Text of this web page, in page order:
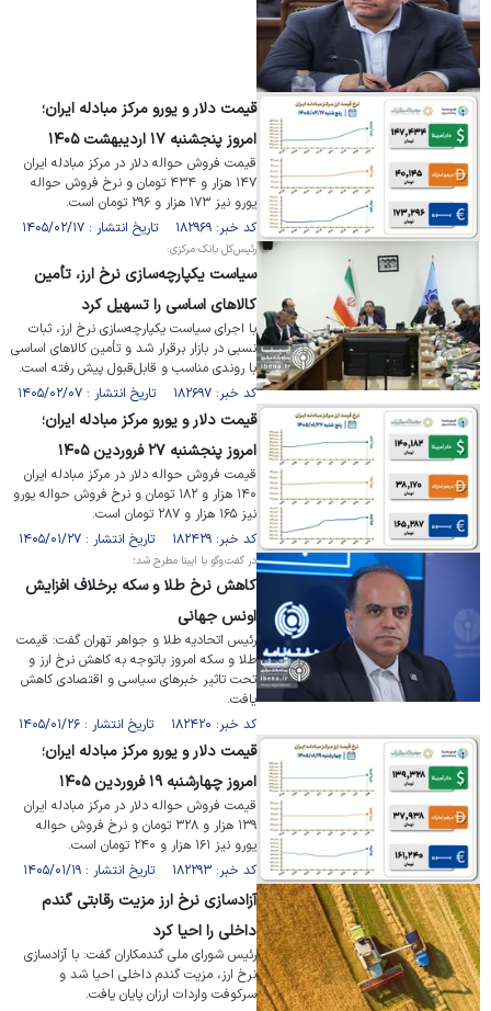
قیمت دلار و یورو مرکز مبادله ایران؛
امروز پنجشنبه ۱۷ اردیبهشت ۱۴۰۵
قیمت فروش حواله دلار در مرکز مبادله ایران
۱۴۷ هزار و ۴۳۴ تومان و نرخ فروش حواله
یورو نیز ۱۷۳ هزار و ۲۹۶ تومان است.
کد خبر: ۱۸۲۹۶۹ تاریخ انتشار : ۱۴۰۵/۰۲/۱۷
رئیس‌کل بانک مرکزی:
سیاست یکپارچه‌سازی نرخ ارز، تأمین
کالا‌های اساسی را تسهیل کرد
با اجرای سیاست یکپارچه‌سازی نرخ ارز، ثبات
نسبی در بازار برقرار شد و تأمین کالا‌های اساسی
با روندی مناسب و قابل‌قبول پیش رفته است.
کد خبر: ۱۸۲۶۹۷ تاریخ انتشار : ۱۴۰۵/۰۲/۰۷
قیمت دلار و یورو مرکز مبادله ایران؛
امروز پنجشنبه ۲۷ فروردین ۱۴۰۵
قیمت فروش حواله دلار در مرکز مبادله ایران
۱۴۰ هزار و ۱۸۲ تومان و نرخ فروش حواله یورو
نیز ۱۶۵ هزار و ۲۸۷ تومان است.
کد خبر: ۱۸۲۴۲۹ تاریخ انتشار : ۱۴۰۵/۰۱/۲۷
در گفت‌و‌گو با ایبنا مطرح شد؛
کاهش نرخ طلا و سکه برخلاف افزایش
اونس جهانی
رئیس اتحادیه طلا و جواهر تهران گفت: قیمت
طلا و سکه امروز باتوجه به کاهش نرخ ارز و
تحت تاثیر خبرهای سیاسی و اقتصادی کاهش
یافت.
کد خبر: ۱۸۲۴۲۰ تاریخ انتشار : ۱۴۰۵/۰۱/۲۶
قیمت دلار و یورو مرکز مبادله ایران؛
امروز چهارشنبه ۱۹ فروردین ۱۴۰۵
قیمت فروش حواله دلار در مرکز مبادله ایران
۱۳۹ هزار و ۳۲۸ تومان و نرخ فروش حواله
یورو نیز ۱۶۱ هزار و ۲۴۰ تومان است.
کد خبر: ۱۸۲۲۹۳ تاریخ انتشار : ۱۴۰۵/۰۱/۱۹
آزادسازی نرخ ارز مزیت رقابتی گندم
داخلی را احیا کرد
رئیس شورای ملی گندمکاران گفت: با آزادسازی
نرخ ارز، مزیت گندم داخلی احیا شد و
سرکوفت واردات ارزان پایان یافت.